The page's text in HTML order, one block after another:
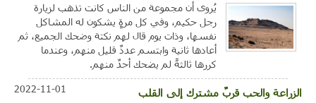
يُروى أن مجموعة من الناس كانت تذهب لزيارة
رجل حكيم، وفي كل مرةٍ يشكون له المشاكل
نفسها، وذات يوم قال لهم نكتة وضحك الجميع، ثم
أعادها ثانية وابتسم عددٌ قليل منهم، وعندما
كررها ثالثةً لم يضحك أحدٌ منهم.
الزراعة والحب قربٌ مشترك إلى القلب
2022-11-01